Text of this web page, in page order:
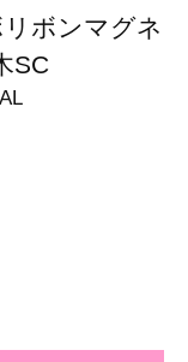
ボンマグネ
SC